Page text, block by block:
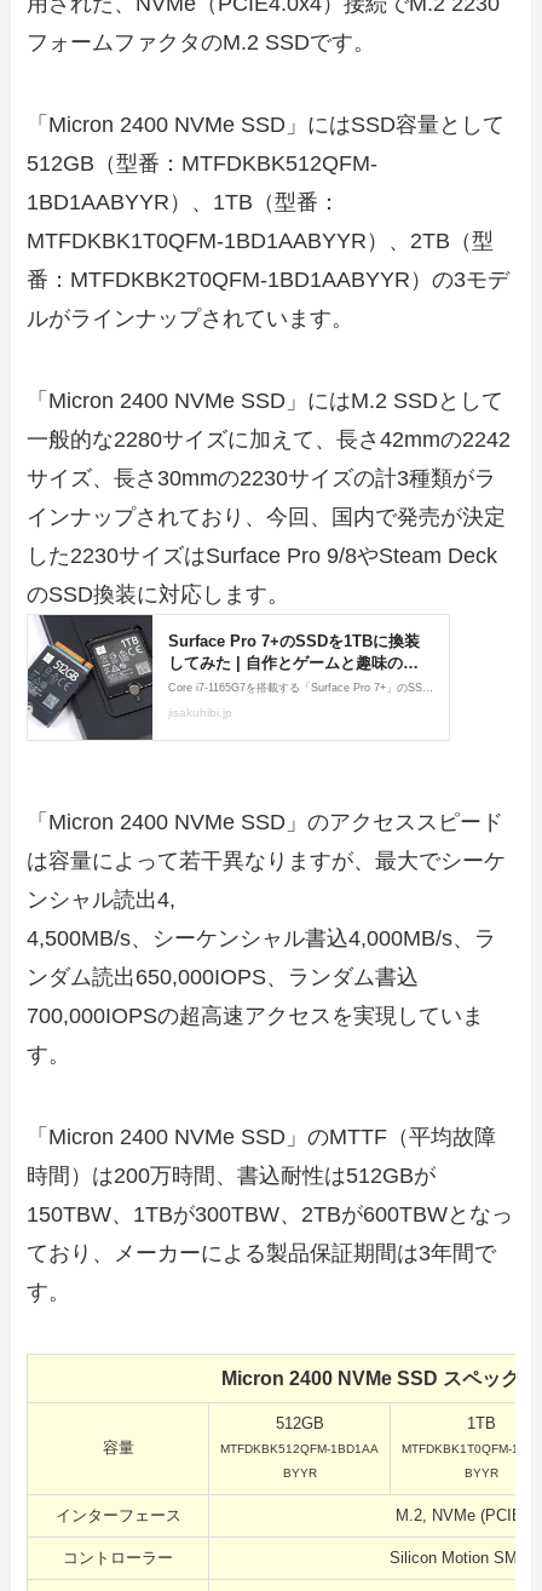
フォームファクタのM.2 SSDです。
「Micron 2400 NVMe SSD」にはSSD容量として
512GB（型番：MTFDKBK512QFM-
1BD1AABYYR）、1TB（型番：
MTFDKBK1T0QFM-1BD1AABYYR）、2TB（型
番：MTFDKBK2T0QFM-1BD1AABYYR）の3モデ
ルがラインナップされています。
「Micron 2400 NVMe SSD」にはM.2 SSDとして
一般的な2280サイズに加えて、長さ42mmの2242
サイズ、長さ30mmの2230サイズの計3種類がラ
インナップされており、今回、国内で発売が決定
した2230サイズはSurface Pro 9/8やSteam Deck
のSSD換装に対応します。
「Micron 2400 NVMe SSD」のアクセススピード
は容量によって若干異なりますが、最大でシーケ
ンシャル読出4,
4,500MB/s、シーケンシャル書込4,000MB/s、ラ
ンダム読出650,000IOPS、ランダム書込
700,000IOPSの超高速アクセスを実現していま
す。
「Micron 2400 NVMe SSD」のMTTF（平均故障
時間）は200万時間、書込耐性は512GBが
150TBW、1TBが300TBW、2TBが600TBWとなっ
ており、メーカーによる製品保証期間は3年間で
す。
Micron 2400 NVMe SSD スペック
容量
512GB
MTFDKBK512QFM-1BD1AA
BYYR
1TB
MTFDKBK1T0QFM-
BYYR
インターフェース M.2, NVMe
コントローラー Silicon Motion